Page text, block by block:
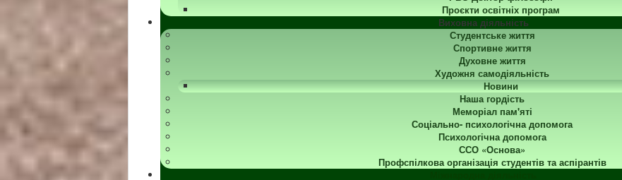
Проєкти освітніх програм
Виховна діяльність
Студентське життя
Спортивне життя
Духовне життя
Художня самодіяльність
Новини
Наша гордість
Меморіал пам'яті
Соціально- психологічна допомога
Психологічна допомога
ССО «Основа»
Профспілкова організація студентів та аспірантів